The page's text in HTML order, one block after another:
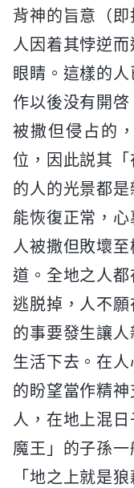
背神的旨意（即
人因着其悖逆
眼睛。這樣的
作以後没有開
被撒但侵占的
位，因此説其
的人的光景都
能恢復正常，
人被撒但敗壞
道。全地之人
逃脱掉，人不
的事要發生讓
生活下去。在
的盼望當作精
人，在地上混
魔王」的子孫一
「地之上就是